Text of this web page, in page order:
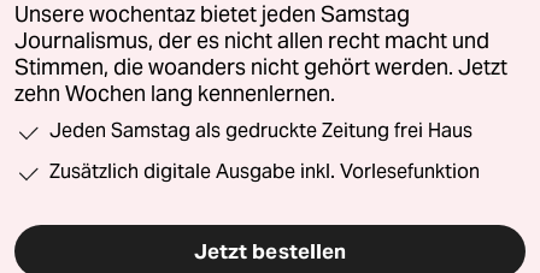
Unsere wochentaz bietet jeden Samstag
Journalismus, der es nicht allen recht macht und
Stimmen, die woanders nicht gehört werden. Jetzt
zehn Wochen lang kennenlernen.
Jeden Samstag als gedruckte Zeitung frei Haus
Zusätzlich digitale Ausgabe inkl. Vorlesefunktion
Jetzt bestellen